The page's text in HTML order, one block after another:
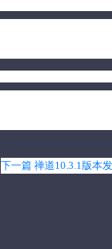
下一篇 禅道10.3.1版本